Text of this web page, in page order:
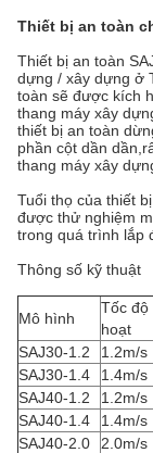
Thiết bị an toàn
Thiết bị an toàn
dựng / xây dựng ở
toàn sẽ được kích
thang máy xây
thiết bị an toàn
phần cột dần
thang máy xây
Tuổi thọ của thiết
được thử nghiệm
trong quá trình lắp
Thông số kỹ thuật
Mô hình
Tốc độ
hoạt
SAJ30-1.2
1.2m/s
SAJ30-1.4
1.4m/s
SAJ40-1.2
1.2m/s
SAJ40-1.4
1.4m/s
SAJ40-2.0
2.0m/s